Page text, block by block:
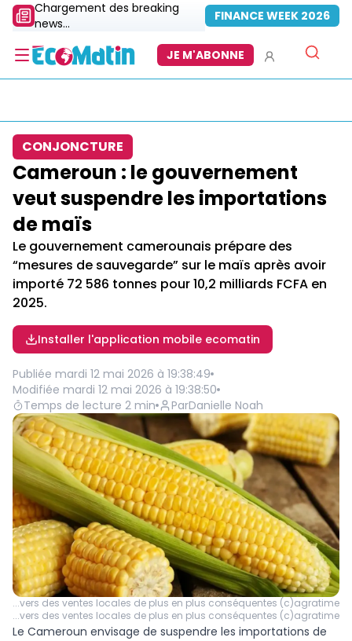
Chargement des breaking
news...
FINANCE WEEK 2026
JE M'ABONNE
CONJONCTURE
Cameroun : le gouvernement
veut suspendre les importations
de maïs
Le gouvernement camerounais prépare des
“mesures de sauvegarde” sur le maïs après avoir
importé 72 586 tonnes pour 10,2 milliards FCFA en
2025.
Installer l'application mobile ecomatin
Publiée mardi 12 mai 2026 à 19:38:49
Modifiée mardi 12 mai 2026 à 19:38:50
Temps de lecture 2 min ParDanielle Noah
...vers des ventes locales de plus en plus conséquentes (c)agratime
...vers des ventes locales de plus en plus conséquentes (c)agratime
Le Cameroun envisage de suspendre les importations de